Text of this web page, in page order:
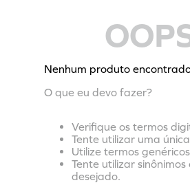
Nenhum produto
O que eu devo fazer?
Verifique os termos
Tente utilizar uma
Utilize termos
Tente utilizar
desejado.